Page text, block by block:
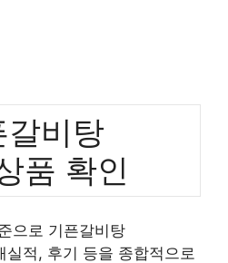
갈비탕
품 확인
으로 기픈갈비탕
실적, 후기 등을 종합적으로